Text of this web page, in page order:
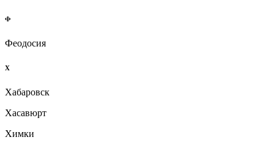
Ф
Феодосия
Х
Хабаровск
Хасавюрт
Химки